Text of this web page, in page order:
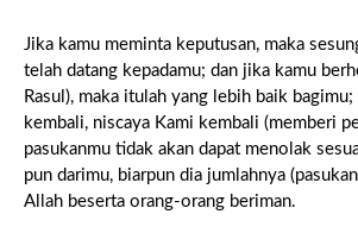
Jika kamu meminta keputusan, maka
telah datang kepadamu; dan jika kamu
Rasul), maka itulah yang lebih baik
kembali, niscaya Kami kembali (memberi
pasukanmu tidak akan dapat menolak
pun darimu, biarpun dia jumlahnya
Allah beserta orang-orang beriman.